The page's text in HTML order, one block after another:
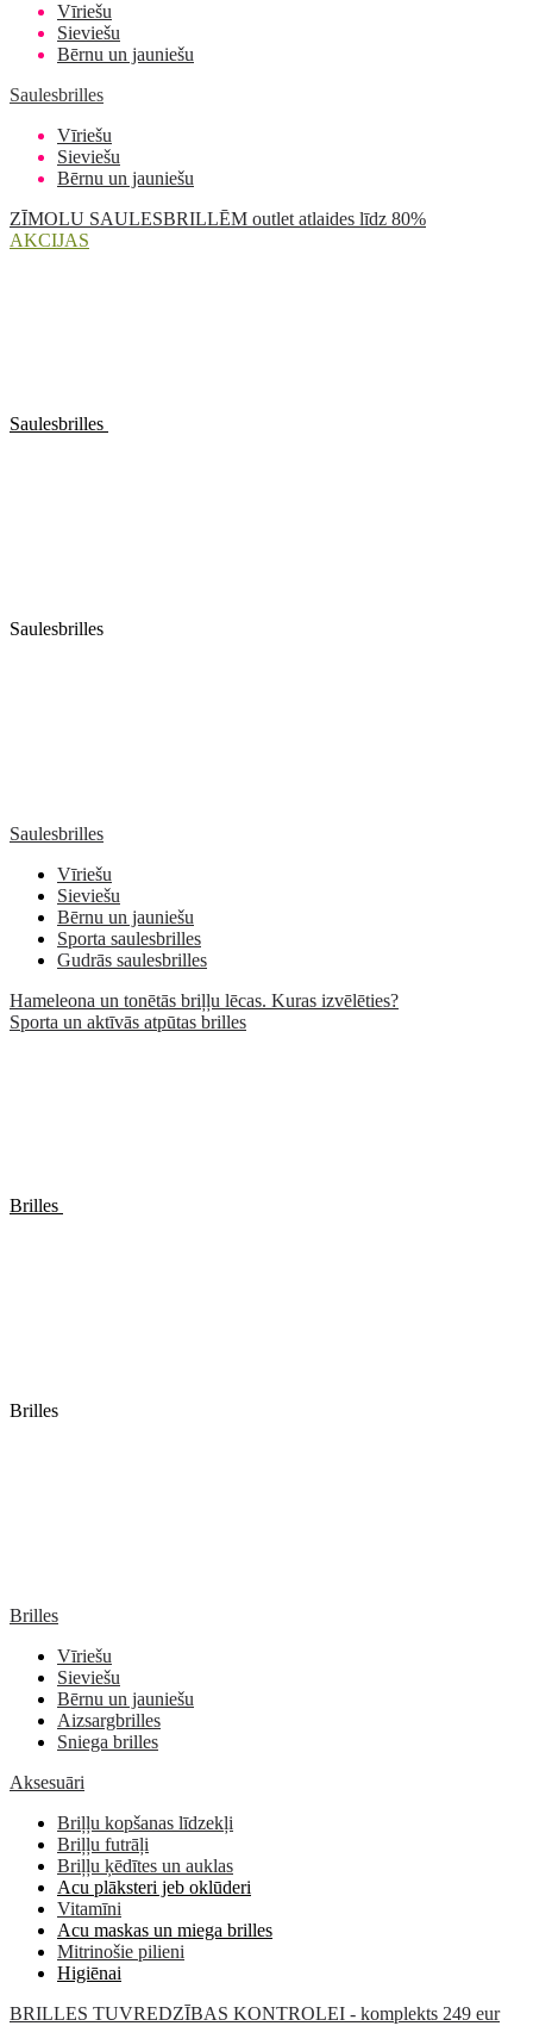
Vīriešu
Sieviešu
Bērnu un jauniešu
Saulesbrilles
Vīriešu
Sieviešu
Bērnu un jauniešu
ZĪMOLU SAULESBRILLĒM outlet atlaides līdz 80%
AKCIJAS
Saulesbrilles
Saulesbrilles
Saulesbrilles
Vīriešu
Sieviešu
Bērnu un jauniešu
Sporta saulesbrilles
Gudrās saulesbrilles
Hameleona un tonētās briļļu lēcas. Kuras izvēlēties?
Sporta un aktīvās atpūtas brilles
Brilles
Brilles
Brilles
Vīriešu
Sieviešu
Bērnu un jauniešu
Aizsargbrilles
Sniega brilles
Aksesuāri
Briļļu kopšanas līdzekļi
Briļļu futrāļi
Briļļu ķēdītes un auklas
Acu plāksteri jeb oklūderi
Vitamīni
Acu maskas un miega brilles
Mitrinošie pilieni
Higiēnai
BRILLES TUVREDZĪBAS KONTROLEI - komplekts 249 eur